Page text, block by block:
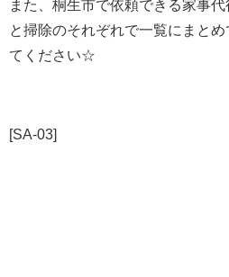
また、桐生市で依頼できる家事
と掃除のそれぞれで一覧にまと
てください☆
[SA-03]